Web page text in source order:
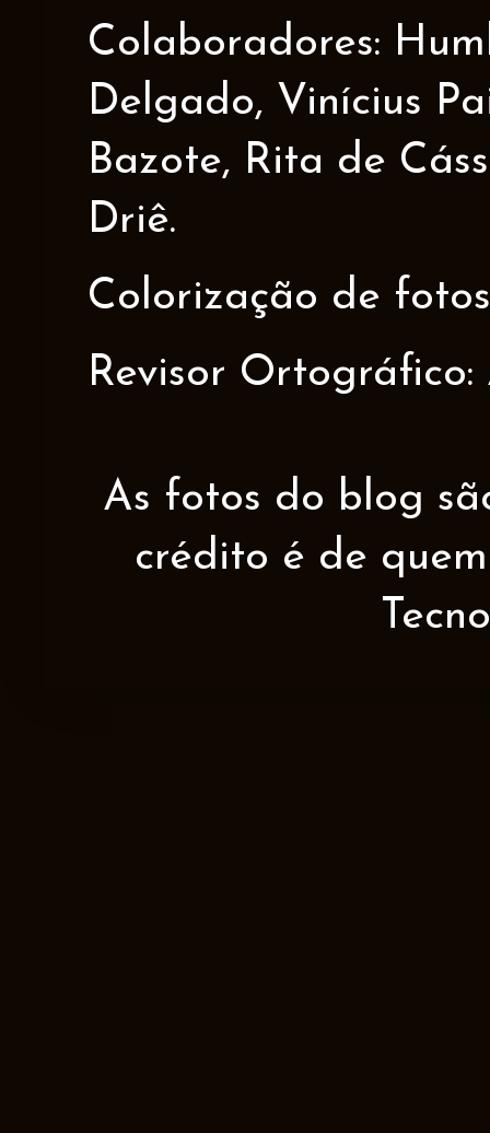
Colaboradores:
Delgado, Vinícius
Bazote, Rita de
Driê.
Colorização de
Revisor Ortográfico:
As fotos do blog
crédito é de